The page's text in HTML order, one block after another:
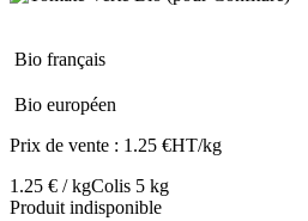
Bio français
Bio européen
Prix de vente : 1.25 €HT/kg
1.25 € / kgColis 5 kg
Produit indisponible